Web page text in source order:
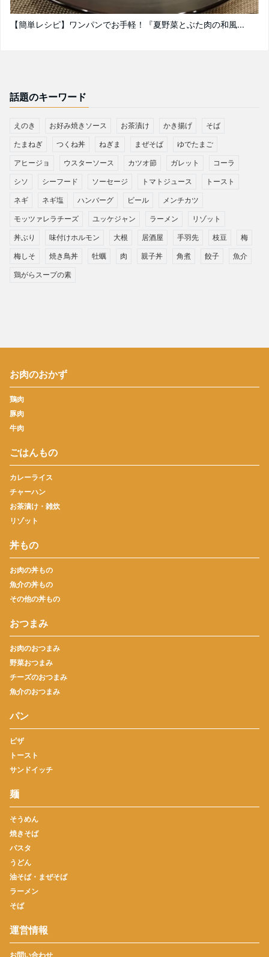
【簡単レシピ】ワンパンでお手軽！『夏野菜とぶた肉の和風...
話題のキーワード
えのき お好み焼きソース お茶漬け かき揚げ そば
たまねぎ つくね丼 ねぎま まぜそば ゆでたまご
アヒージョ ウスターソース カツオ節 ガレット コーラ
シソ シーフード ソーセージ トマトジュース トースト
ネギ ネギ塩 ハンバーグ ビール メンチカツ
モッツァレラチーズ ユッケジャン ラーメン リゾット
丼ぶり 味付けホルモン 大根 居酒屋 手羽先 枝豆 梅
梅しそ 焼き鳥丼 牡蠣 肉 親子丼 角煮 餃子 魚介
鶏がらスープの素
お肉のおかず
鶏肉
豚肉
牛肉
ごはんもの
カレーライス
チャーハン
お茶漬け・雑炊
リゾット
丼もの
お肉の丼もの
魚介の丼もの
その他の丼もの
おつまみ
お肉のおつまみ
野菜おつまみ
チーズのおつまみ
魚介のおつまみ
パン
ピザ
トースト
サンドイッチ
麺
そうめん
焼きそば
パスタ
うどん
油そば・まぜそば
ラーメン
そば
運営情報
お問い合わせ